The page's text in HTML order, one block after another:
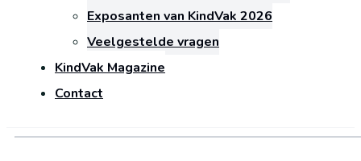
Exposanten van KindVak 2026
Veelgestelde vragen
KindVak Magazine
Contact